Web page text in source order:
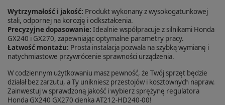
Wytrzymałość i jakość: Produkt wykonany z wysokogatunkowej
stali, odpornej na korozję i odkształcenia.
Precyzyjne dopasowanie: Idealnie współpracuje z silnikami Honda
GX240 i GX270, zapewniając optymalne parametry pracy.
Łatwość montażu: Prosta instalacja pozwala na szybką wymianę i
natychmiastowe przywrócenie sprawności urządzenia.
W codziennym użytkowaniu masz pewność, że Twój sprzęt będzie
działał bez zarzutu, a Ty unikniesz przestojów i kosztownych napraw.
Zainwestuj w sprawdzoną jakość i wybierz sprężynę regulatora
Honda GX240 GX270 cienka AT212-HD240-00!